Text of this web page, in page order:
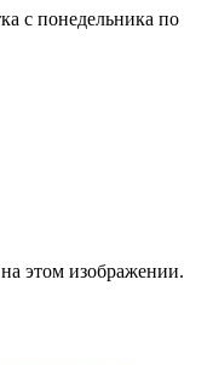
с понедельника по
этом изображении.